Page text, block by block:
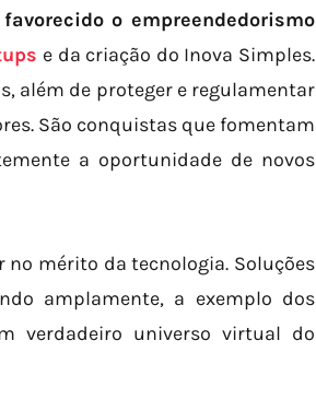
o empreendedorismo
e da criação do Inova Simples.
além de proteger e regulamentar
São conquistas que fomentam
a oportunidade de novos
mérito da tecnologia. Soluções
amplamente, a exemplo dos
verdadeiro universo virtual do